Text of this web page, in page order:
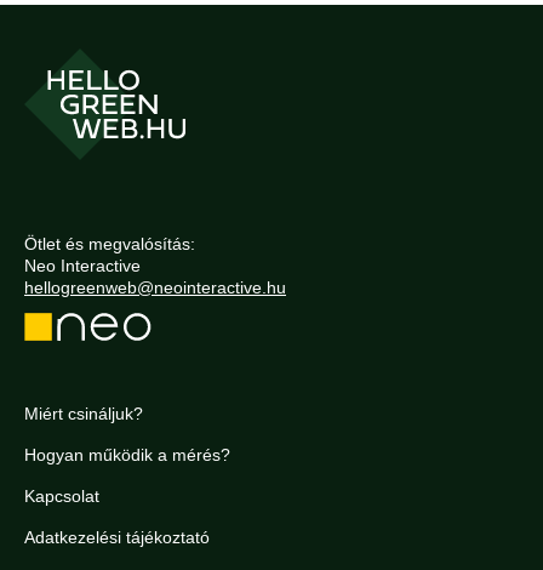
Ötlet és megvalósítás:
Neo Interactive
hellogreenweb@neointeractive.hu
Miért csináljuk?
Hogyan működik a mérés?
Kapcsolat
Adatkezelési tájékoztató